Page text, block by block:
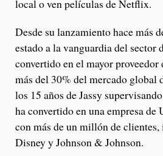
local o ven películas de Netflix.
Desde su lanzamiento hace más
estado a la vanguardia del sector
convertido en el mayor
más del 30% del mercado global
los 15 años de Jassy
ha convertido en una empresa
con más de un millón de
Disney y Johnson & Johnson.